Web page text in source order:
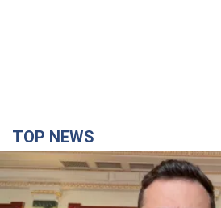
антибаллистической системе
санкциях против России и
Видео
Европейские партнеры
проекту